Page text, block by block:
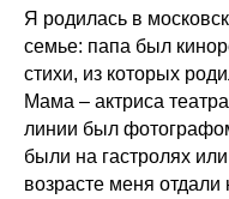
Я родилась в
семье: папа был
стихи, из которых
Мама – актриса
линии был
были на гастролях
возрасте меня